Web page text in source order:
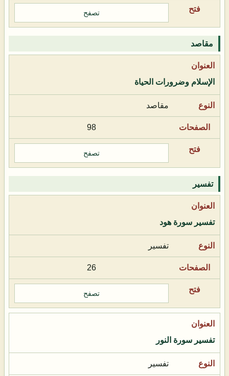
تصفح
مقاصد
الإسلام وضرورات الحياة
مقاصد
98
تصفح
تفسير
تفسير سورة هود
تفسير
26
تصفح
تفسير سورة النور
تفسير